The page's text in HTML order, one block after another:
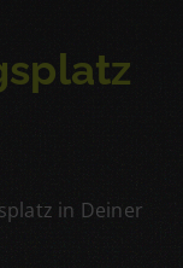
in Deiner